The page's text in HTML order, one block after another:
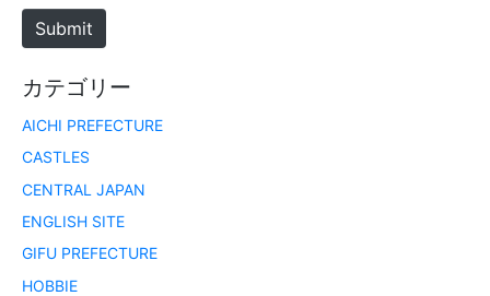
e
Submit
カテゴリー
AICHI PREFECTURE
CASTLES
CENTRAL JAPAN
ENGLISH SITE
GIFU PREFECTURE
HOBBIE